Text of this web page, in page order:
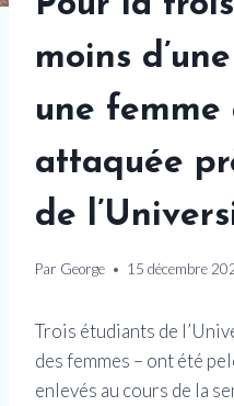
moins
une femme
attaquée
de
Par George 15 décembre
Trois étudiants de
des femmes – ont été
enlevés au cours de la